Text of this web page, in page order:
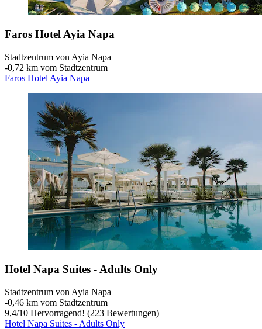
Faros Hotel Ayia Napa
Stadtzentrum von Ayia Napa
‐0,72 km vom Stadtzentrum
Faros Hotel Ayia Napa
Hotel Napa Suites - Adults Only
Stadtzentrum von Ayia Napa
‐0,46 km vom Stadtzentrum
9,4/10 Hervorragend! (223 Bewertungen)
Hotel Napa Suites - Adults Only